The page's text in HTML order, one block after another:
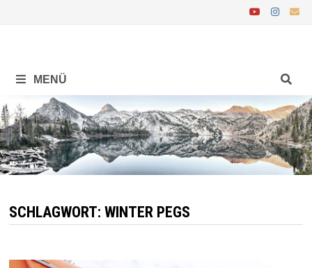
MENÜ
SCHLAGWORT: WINTER PEGS